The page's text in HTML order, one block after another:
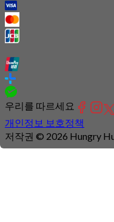
우리를 따르세요
개인정보 보호정책
저작권 © 2026 Hungry
Connection